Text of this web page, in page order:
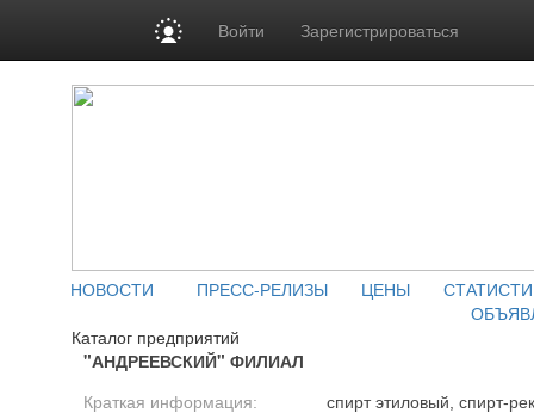
Войти Зарегистрироваться
НОВОСТИ ПРЕСС-РЕЛИЗЫ ЦЕНЫ
Каталог предприятий
"АНДРЕЕВСКИЙ" ФИЛИАЛ
Краткая информация: спирт этиловый, спирт-